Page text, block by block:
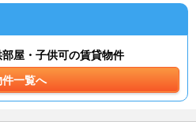
屋・子供可の賃貸物件
件一覧へ